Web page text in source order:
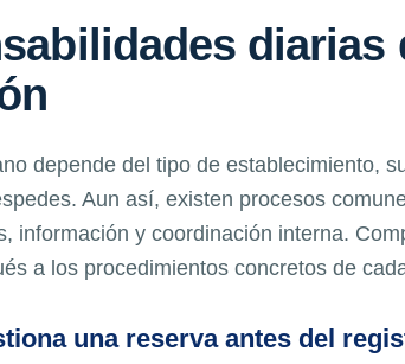
diarias
depende del tipo de establecimiento,
Aun así, existen procesos
información y coordinación interna.
a los procedimientos concretos de
una reserva antes del